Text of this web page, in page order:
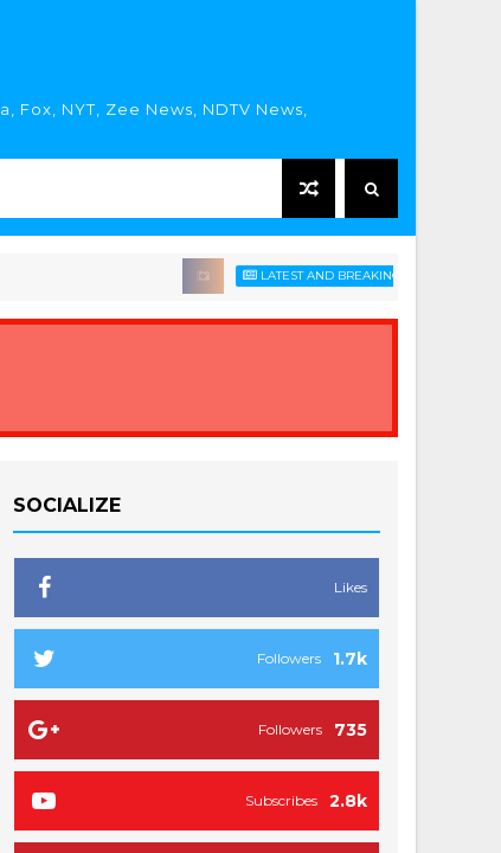
NYT, Zee News, NDTV News,
LATEST AND BREAKING HINDI NEWS
SOCIALIZE
Likes
1.7k
Followers
735
Followers
2.8k
Subscribes